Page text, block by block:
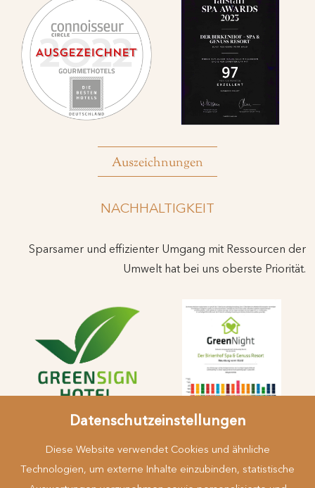
Datenschutzeinstellungen
Diese Website verwendet Cookies und ähnliche
Technologien, um externe Inhalte einzubinden, statistische
Auszeichnungen
NACHHALTIGKEIT
Sparsamer und effizienter Umgang mit Ressourcen der
Umwelt hat bei uns oberste Priorität.